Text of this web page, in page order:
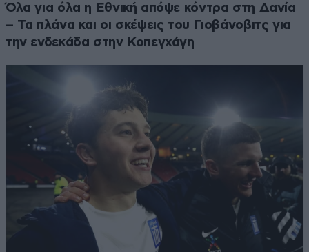
Όλα για όλα η Εθνική απόψε κόντρα στη Δανία
– Τα πλάνα και οι σκέψεις του Γιοβάνοβιτς για
την ενδεκάδα στην Κοπεγχάγη